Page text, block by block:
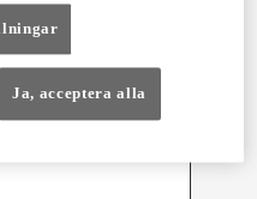
1 490cc
Ja, acceptera alla